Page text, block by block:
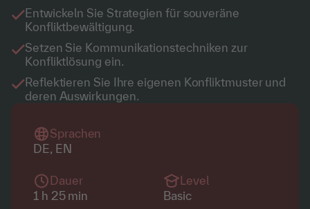
Entwickeln Sie Strategien für souveräne
Konfliktbewältigung.
Setzen Sie Kommunikationstechniken zur
Konfliktlösung ein.
Reflektieren Sie Ihre eigenen Konfliktmuster und
deren Auswirkungen.
Sprachen
DE, EN
Dauer
1 h 25 min
Level
Basic